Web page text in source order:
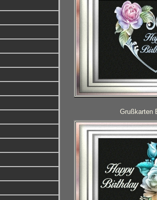
Grußkarten